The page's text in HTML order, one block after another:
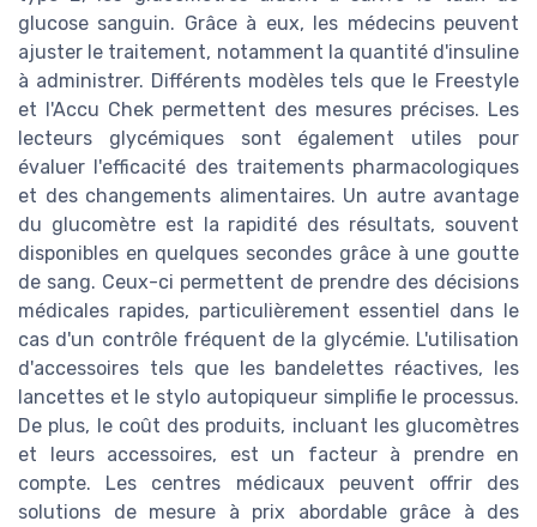
glucose sanguin. Grâce à eux, les médecins peuvent
ajuster le traitement, notamment la quantité d'insuline
à administrer. Différents modèles tels que le Freestyle
et l'Accu Chek permettent des mesures précises. Les
lecteurs glycémiques sont également utiles pour
évaluer l'efficacité des traitements pharmacologiques
et des changements alimentaires. Un autre avantage
du glucomètre est la rapidité des résultats, souvent
disponibles en quelques secondes grâce à une goutte
de sang. Ceux-ci permettent de prendre des décisions
médicales rapides, particulièrement essentiel dans le
cas d'un contrôle fréquent de la glycémie. L'utilisation
d'accessoires tels que les bandelettes réactives, les
lancettes et le stylo autopiqueur simplifie le processus.
De plus, le coût des produits, incluant les glucomètres
et leurs accessoires, est un facteur à prendre en
compte. Les centres médicaux peuvent offrir des
solutions de mesure à prix abordable grâce à des